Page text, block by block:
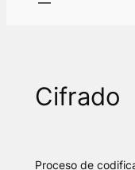
Cifrado
Proceso de